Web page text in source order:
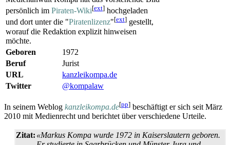
persönlich im Piraten-Wiki[ext] hochgeladen
und dort unter die "Piratenlizenz"[ext] gestellt,
worauf die Redaktion explizit hinweisen
möchte.
Geboren
1972
Beruf
Jurist
URL
kanzleikompa.de
Twitter
@kompalaw
In seinem Weblog kanzleikompa.de[pp] beschäftigt er sich seit März
2010 mit Medienrecht und berichtet über verschiedene Urteile.
Zitat: «Markus Kompa wurde 1972 in Kaiserslautern geboren.